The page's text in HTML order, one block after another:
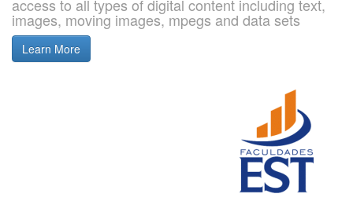
access to all types of digital content including text,
images, moving images, mpegs and data sets
Learn More